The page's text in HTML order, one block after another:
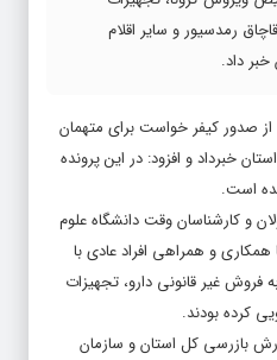
رمدسیور و سایر اقلام
داد‌.
از صدور کیفر خواست برای متهمان
خبرداد و افزود: در این پرونده
و کارشناسان وقت دانشگاه علوم
هستند که در سال ۱۳۹۹ با همکاری و همراهی افراد عادی با
فروش غیر قانونی دارو، تجهیزات
کرده بودند.
بازرسی کل استان و سازمان